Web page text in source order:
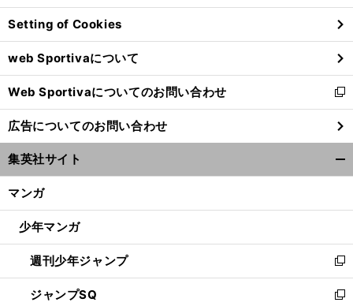
ン
ド
ウ
で
開
く
Setting of Cookies
web Sportivaについて
Web Sportivaについてのお問い合わせ
新
し
い
ウ
ィ
ン
ウ
開
く
広告についてのお問い合わせ
集英社サイト
マンガ
少年マンガ
週刊少年ジャンプ
新
し
い
ジャンプSQ
新